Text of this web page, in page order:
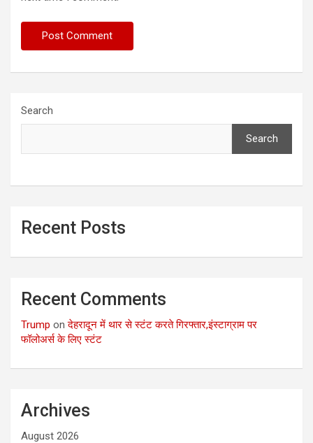
Search
Search
Recent Posts
Recent Comments
Trump onदेहरादून में थार से स्टंट करते गिरफ्तार,इंस्टाग्राम पर
फॉलोअर्स के लिए स्टंट
Archives
August 2026